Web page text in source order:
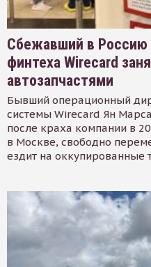
Сбежавший в Россию
финтеха Wirecard
автозапчастями
Бывший операционный
системы Wirecard Ян
после краха компании в
в Москве, свободно
ездит на оккупированные